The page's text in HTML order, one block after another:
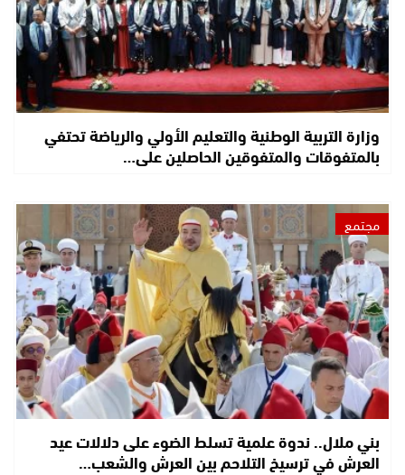
وزارة التربية الوطنية والتعليم الأولي والرياضة تحتفي
بالمتفوقات والمتفوقين الحاصلين على…
مجتمع
بني ملال.. ندوة علمية تسلط الضوء على دلالات عيد
العرش في ترسيخ التلاحم بين العرش والشعب…